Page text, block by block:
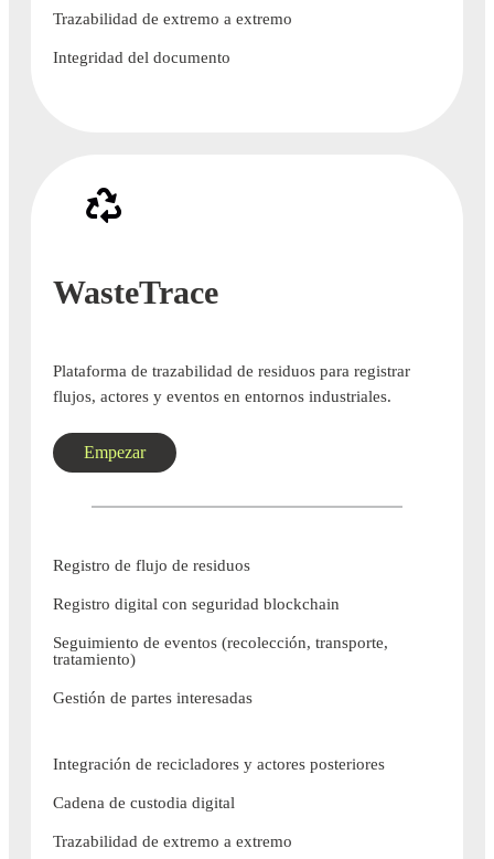
Trazabilidad de extremo a extremo
Integridad del documento
WasteTrace
Plataforma de trazabilidad de residuos para registrar
flujos, actores y eventos en entornos industriales.
Empezar
Registro de flujo de residuos
Registro digital con seguridad blockchain
Seguimiento de eventos (recolección, transporte,
tratamiento)
Gestión de partes interesadas
Integración de recicladores y actores posteriores
Cadena de custodia digital
Trazabilidad de extremo a extremo